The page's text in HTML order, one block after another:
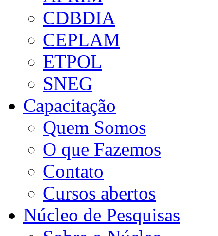
CDBDIA
CEPLAM
ETPOL
SNEG
Capacitação
Quem Somos
O que Fazemos
Contato
Cursos abertos
Núcleo de Pesquisas